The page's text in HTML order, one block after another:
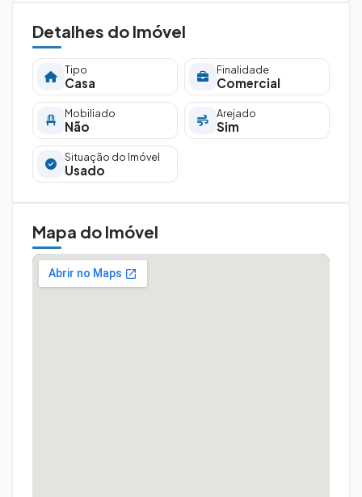
Detalhes do Imóvel
Tipo
Casa
Finalidade
Comercial
Mobiliado
Não
Arejado
Sim
Situação do Imóvel
Usado
Mapa do Imóvel